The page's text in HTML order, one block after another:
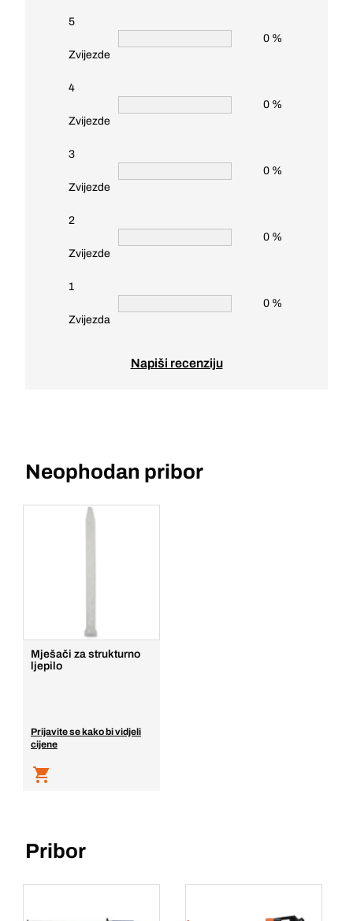
5
Zvijezde
0 %
4
Zvijezde
0 %
3
Zvijezde
0 %
2
Zvijezde
0 %
1
Zvijezda
0 %
Napiši recenziju
Neophodan pribor
Mješači za strukturno
ljepilo
Prijavite se kako bi vidjeli
cijene
Pribor